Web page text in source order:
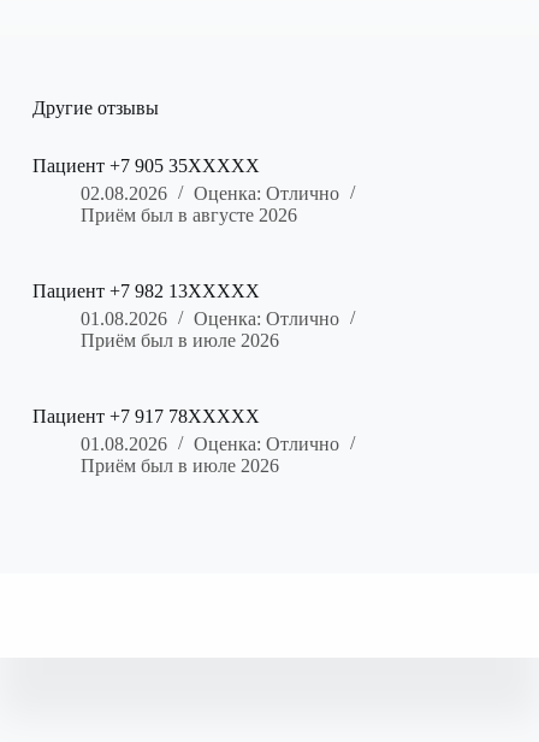
Другие отзывы
Пациент +7 905 35XXXXX
02.08.2026
Оценка: Отлично
Приём был в августе 2026
Пациент +7 982 13XXXXX
01.08.2026
Оценка: Отлично
Приём был в июле 2026
Пациент +7 917 78XXXXX
01.08.2026
Оценка: Отлично
Приём был в июле 2026